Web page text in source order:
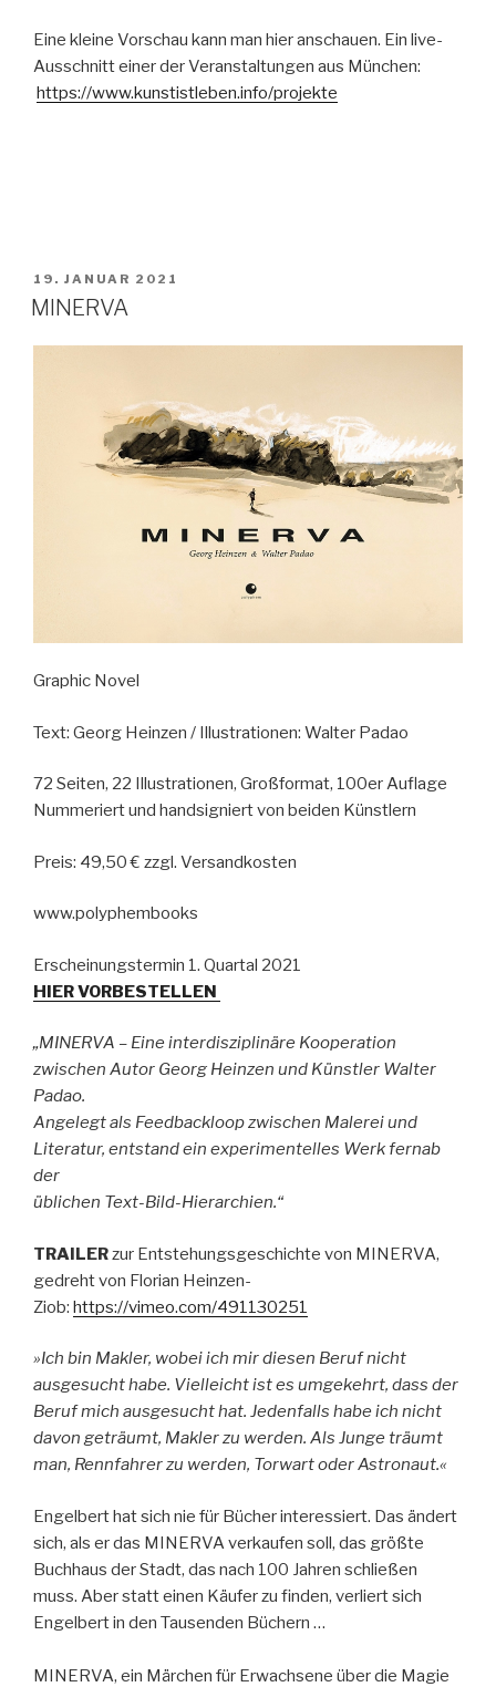
Eine kleine Vorschau kann man hier anschauen. Ein live-
Ausschnitt einer der Veranstaltungen aus München:
https://www.kunstistleben.info/projekte
VERÖFFENTLICHT
AM
19. JANUAR 2021
MINERVA
Graphic Novel
Text: Georg Heinzen / Illustrationen: Walter Padao
72 Seiten, 22 Illustrationen, Großformat, 100er Auflage
Nummeriert und handsigniert von beiden Künstlern
Preis: 49,50 € zzgl. Versandkosten
www.polyphembooks
Erscheinungstermin 1. Quartal 2021
HIER VORBESTELLEN
„MINERVA – Eine interdisziplinäre Kooperation
zwischen Autor Georg Heinzen und Künstler Walter
Padao.
Angelegt als Feedbackloop zwischen Malerei und
Literatur, entstand ein experimentelles Werk fernab
der
üblichen Text-Bild-Hierarchien.“
TRAILERzur Entstehungsgeschichte von MINERVA,
gedreht von Florian Heinzen-
Ziob: https://vimeo.com/491130251
»Ich bin Makler, wobei ich mir diesen Beruf nicht
ausgesucht habe. Vielleicht ist es umgekehrt, dass der
Beruf mich ausgesucht hat. Jedenfalls habe ich nicht
davon geträumt, Makler zu werden. Als Junge träumt
man, Rennfahrer zu werden, Torwart oder Astronaut.«
Engelbert hat sich nie für Bücher interessiert. Das ändert
sich, als er das MINERVA verkaufen soll, das größte
Buchhaus der Stadt, das nach 100 Jahren schließen
muss. Aber statt einen Käufer zu finden, verliert sich
Engelbert in den Tausenden Büchern …
MINERVA, ein Märchen für Erwachsene über die Magie